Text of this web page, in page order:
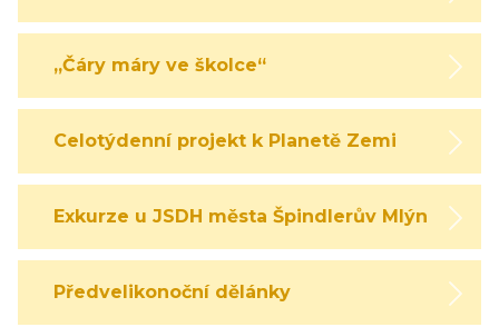
„Čáry máry ve školce“
Celotýdenní projekt k Planetě Zemi
Exkurze u JSDH města Špindlerův Mlýn
Předvelikonoční dělánky